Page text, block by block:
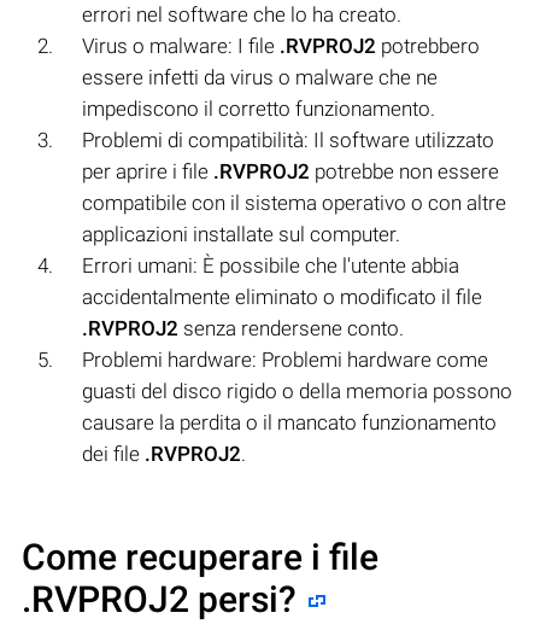
errori nel software che lo ha creato.
Virus o malware: I file .RVPROJ2 potrebbero
essere infetti da virus o malware che ne
impediscono il corretto funzionamento.
Problemi di compatibilità: Il software utilizzato
per aprire i file .RVPROJ2 potrebbe non essere
compatibile con il sistema operativo o con altre
applicazioni installate sul computer.
Errori umani: È possibile che l'utente abbia
accidentalmente eliminato o modificato il file
.RVPROJ2 senza rendersene conto.
Problemi hardware: Problemi hardware come
guasti del disco rigido o della memoria possono
causare la perdita o il mancato funzionamento
dei file .RVPROJ2.
Come recuperare i file
.RVPROJ2 persi?